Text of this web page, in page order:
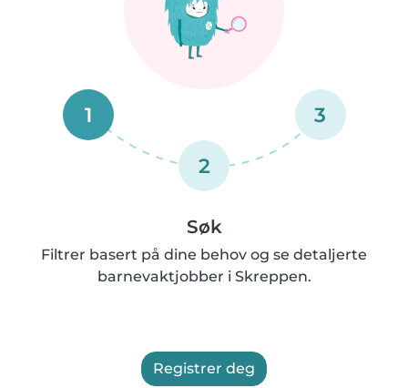
1
2
3
Søk
Filtrer basert på dine behov og se detaljerte
barnevaktjobber i Skreppen.
Registrer deg